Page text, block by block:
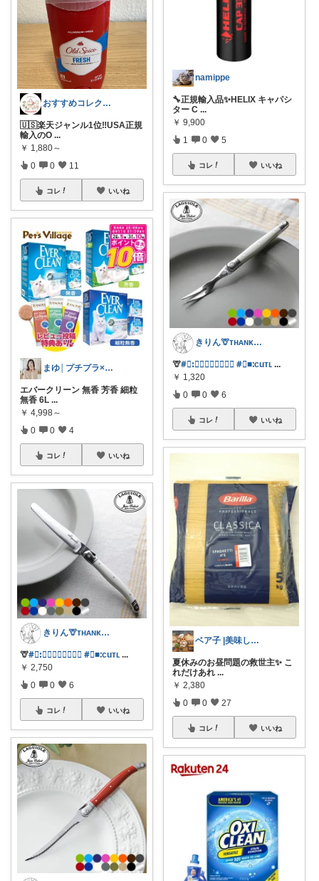
おすすめコレクション
🇺🇸楽天ジャンル1位‼️USA正規
輸入のO ...
￥ 1,880～
0 0 11
コレ いいね
まゆ│プチプラ×ご褒美スイーツ
エバークリーン 無香 芳香 細粒
無香 6L ...
￥ 4,998～
0 0 4
コレ いいね
きりん🦒ᴛʜᴀɴᴋs ᴀʟᴡᴀʏs.
🦒#⃞ꓽ𝐿𝑎𝑔𝑢𝑖𝑜𝑙𝑒 #⃞■ᱺcuᴛʟ ...
￥ 2,750
0 0 6
コレ いいね
namippe
🔧正規輸入品✨HELIX キャパシ
ター C ...
￥ 9,900
1 0 5
コレ いいね
きりん🦒ᴛʜᴀɴᴋs ᴀʟᴡᴀʏs.
🦒#⃞ꓽ𝐿𝑎𝑔𝑢𝑖𝑜𝑙𝑒 #⃞■ᱺcuᴛʟ ...
￥ 1,320
0 0 6
コレ いいね
ベア子 |美味しいものを探す主婦
夏休みのお昼問題の救世主✨️ こ
れだけあれ ...
￥ 2,380
0 0 27
コレ いいね